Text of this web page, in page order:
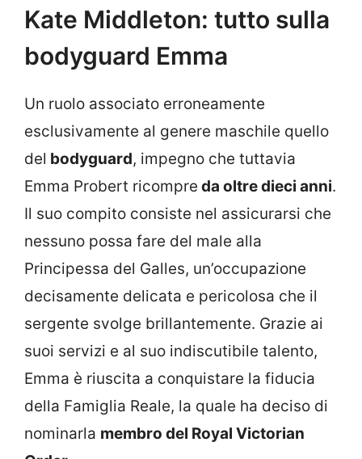
Kate Middleton: tutto sulla
bodyguard Emma
Un ruolo associato erroneamente
esclusivamente al genere maschile quello
del bodyguard, impegno che tuttavia
Emma Probert ricompre da oltre dieci anni.
Il suo compito consiste nel assicurarsi che
nessuno possa fare del male alla
Principessa del Galles, un’occupazione
decisamente delicata e pericolosa che il
sergente svolge brillantemente. Grazie ai
suoi servizi e al suo indiscutibile talento,
Emma è riuscita a conquistare la fiducia
della Famiglia Reale, la quale ha deciso di
nominarla membro del Royal Victorian